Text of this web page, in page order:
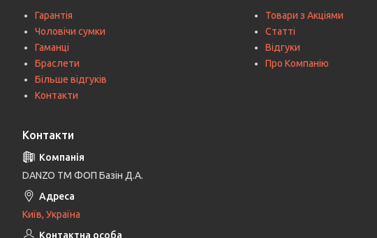
Гарантія
Чоловічи сумки
Гаманці
Браслети
Більше відгуків
Контакти
Товари з Акціями
Статті
Відгуки
Про Компанію
Контакти
DANZO TM ФОП Базін Д.А.
Київ, Україна